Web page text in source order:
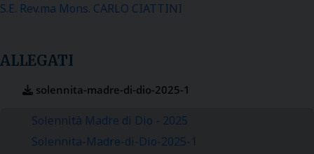
S.E. Rev.ma Mons. CARLO CIATTINI
ALLEGATI
solennita-madre-di-dio-2025-1
Solennità Madre di Dio - 2025
Solennita-Madre-di-Dio-2025-1